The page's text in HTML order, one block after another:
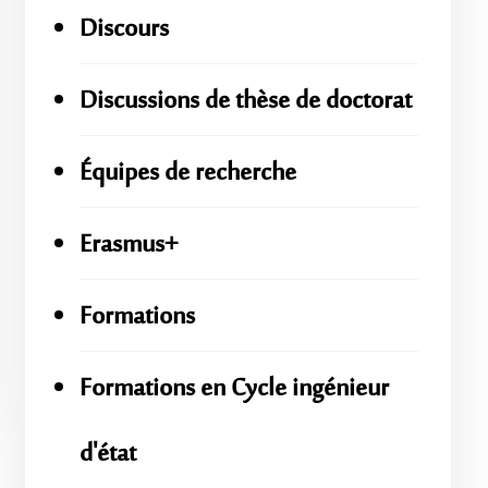
Discours
Discussions de thèse de doctorat
Équipes de recherche
Erasmus+
Formations
Formations en Cycle ingénieur
d'état